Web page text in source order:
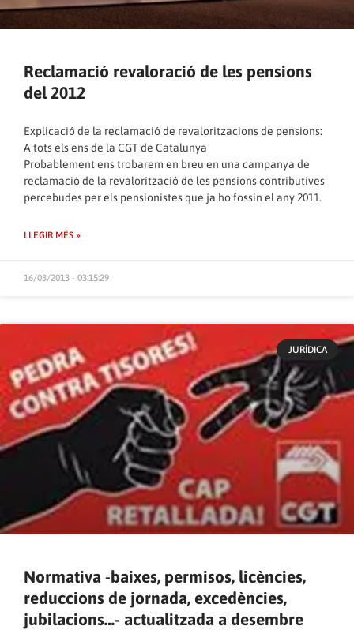
Reclamació revaloració de les pensions
del 2012
Explicació de la reclamació de revaloritzacions de pensions:
A tots els ens de la CGT de Catalunya
Probablement ens trobarem en breu en una campanya de
reclamació de la revalorització de les pensions contributives
percebudes per els pensionistes que ja ho fossin el any 2011.
LLEGIR MÉS »
16/03/2013 - 03:15:29
JURÍDICA
Normativa -baixes, permisos, licències,
reduccions de jornada, excedències,
jubilacions…- actualitzada a desembre